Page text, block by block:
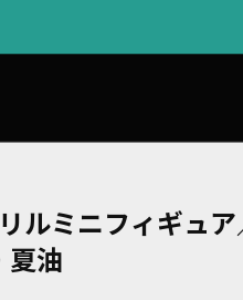
ルミニフィギュア
油